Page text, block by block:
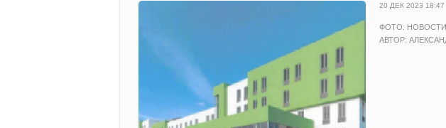
20 ДЕК 2023 18:47
ФОТО:
АВТОР: